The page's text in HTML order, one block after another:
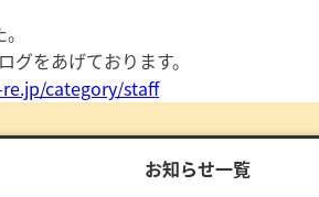
をあげております。
category/staff
お知らせ一覧